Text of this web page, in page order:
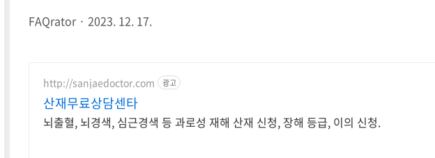
FAQrator 2023. 12. 17.
http://sanjaedoctor.com 광고
산재무료상담센타
뇌출혈, 뇌경색, 심근경색 등 과로성 재해 산재 신청, 장해 등급, 이의 신청.